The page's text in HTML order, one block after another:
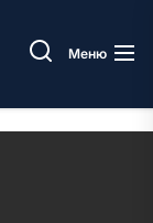
Меню